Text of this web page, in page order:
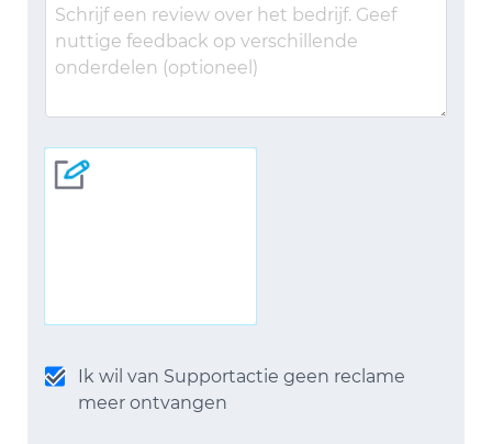
Ik wil van Supportactie geen reclame
meer ontvangen